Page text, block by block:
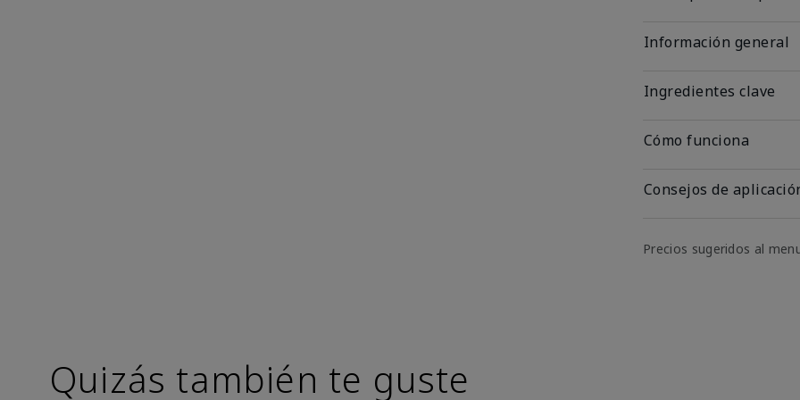
Información general
Ingredientes clave
Cómo funciona
Consejos de
Precios sugeridos al
Quizás también te guste